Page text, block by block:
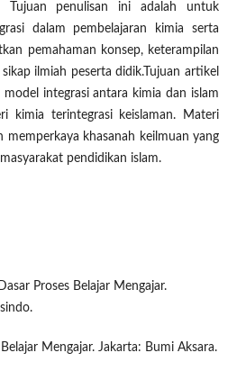
Tujuan penulisan ini adalah untuk
dalam pembelajaran kimia serta
pemahaman konsep, keterampilan
ilmiah peserta didik.Tujuan artikel
integrasi antara kimia dan islam
kimia terintegrasi keislaman. Materi
memperkaya khasanah keilmuan yang
pendidikan islam.
Proses Belajar Mengajar.
Mengajar. Jakarta: Bumi Aksara.